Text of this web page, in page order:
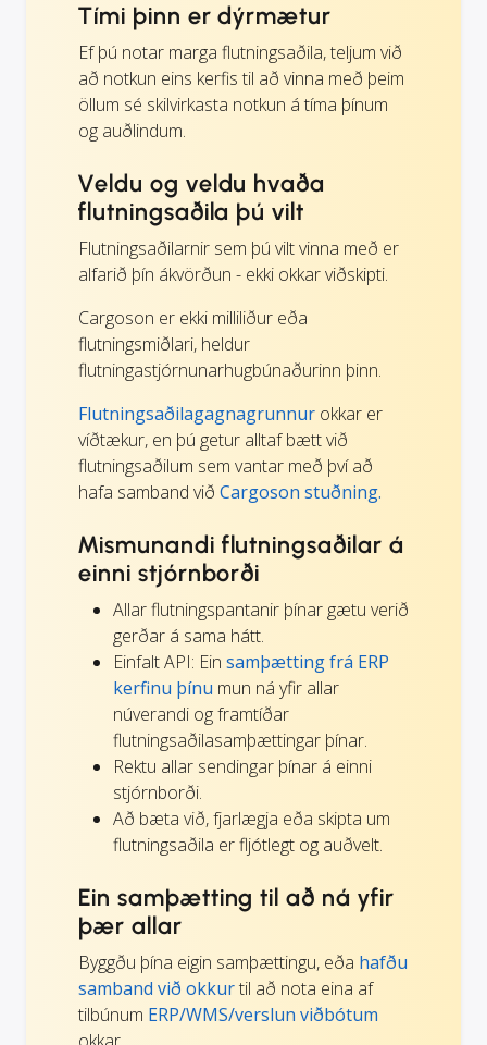
Tími þinn er dýrmætur
Ef þú notar marga flutningsaðila, teljum við
að notkun eins kerfis til að vinna með þeim
öllum sé skilvirkasta notkun á tíma þínum
og auðlindum.
Veldu og veldu hvaða
flutningsaðila þú vilt
Flutningsaðilarnir sem þú vilt vinna með er
alfarið þín ákvörðun - ekki okkar viðskipti.
Cargoson er ekki milliliður eða
flutningsmiðlari, heldur
flutningastjórnunarhugbúnaðurinn þinn.
Flutningsaðilagagnagrunnur okkar er
víðtækur, en þú getur alltaf bætt við
flutningsaðilum sem vantar með því að
hafa samband við Cargoson stuðning.
Mismunandi flutningsaðilar á
einni stjórnborði
Allar flutningspantanir þínar gætu verið
gerðar á sama hátt.
Einfalt API: Ein samþætting frá ERP
kerfinu þínu mun ná yfir allar
núverandi og framtíðar
flutningsaðilasamþættingar þínar.
Rektu allar sendingar þínar á einni
stjórnborði.
Að bæta við, fjarlægja eða skipta um
flutningsaðila er fljótlegt og auðvelt.
Ein samþætting til að ná yfir
þær allar
Byggðu þína eigin samþættingu, eða hafðu
samband við okkurtil að nota eina af
tilbúnum ERP/WMS/verslun viðbótum